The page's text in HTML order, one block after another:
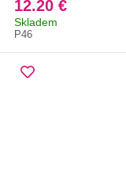
12.20 €
Skladem
P46